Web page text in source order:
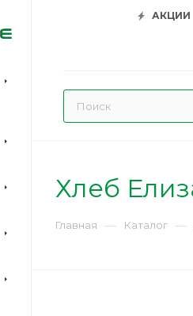
АКЦИИ
Хлеб
Главная — Каталог —